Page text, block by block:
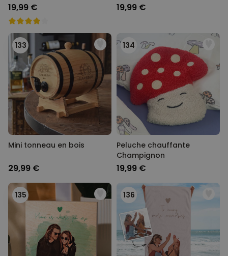
avec visage - Lot de 2
19,99 €
chargement
19,99 €
133
Mini tonneau en bois
29,99 €
134
Peluche chauffante
Champignon
19,99 €
135 136